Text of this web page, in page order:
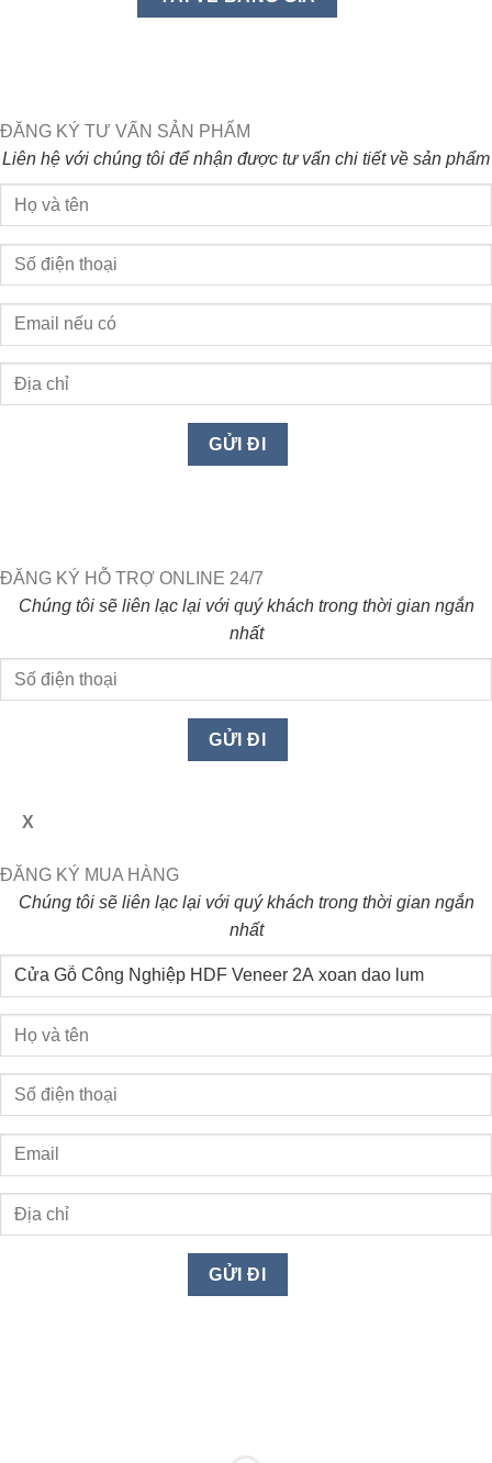
ĐĂNG KÝ TƯ VẤN SẢN PHẨM
Liên hệ với chúng tôi để nhận được tư vấn chi tiết về sản phẩm
ĐĂNG KÝ HỖ TRỢ ONLINE 24/7
Chúng tôi sẽ liên lạc lại với quý khách trong thời gian ngắn
nhất
X
ĐĂNG KÝ MUA HÀNG
Chúng tôi sẽ liên lạc lại với quý khách trong thời gian ngắn
nhất